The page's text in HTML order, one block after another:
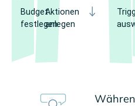
Budget
festlegen
Aktionen
anlegen
...